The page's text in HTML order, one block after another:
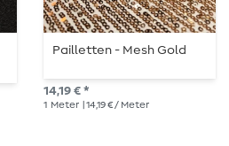
Pailletten - Mesh Gold
14,19 € *
1 Meter | 14,19 € / Meter